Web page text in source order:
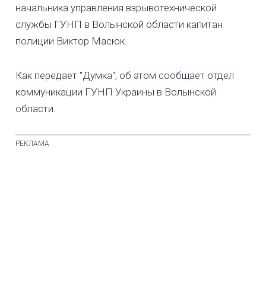
начальника управления взрывотехнической
службы ГУНП в Волынской области капитан
полиции Виктор Масюк.
Как передает "Думка", об этом сообщает отдел
коммуникации ГУНП Украины в Волынской
области.